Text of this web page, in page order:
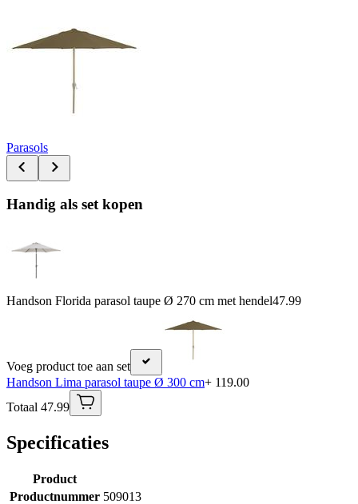
Parasols
Handig als set kopen
Handson Florida parasol taupe Ø 270 cm met hendel47.99
Voeg product toe aan set
Handson Lima parasol taupe Ø 300 cm+ 119.00
Totaal 47.99
Specificaties
Product
Productnummer 509013